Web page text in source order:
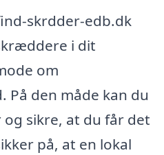
skrdder-edb.dk
i dit
om
den måde kan du
sikre, at du får det
på, at en lokal